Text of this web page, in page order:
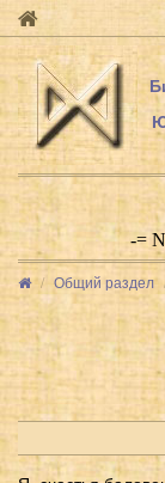
-=
Общий раздел